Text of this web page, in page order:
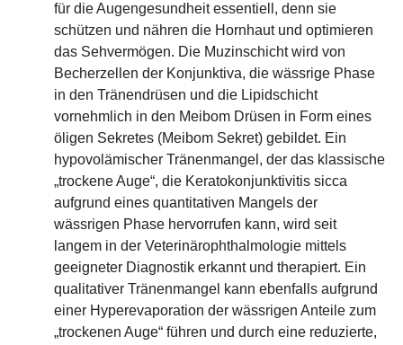
für die Augengesundheit essentiell, denn sie
schützen und nähren die Hornhaut und optimieren
das Sehvermögen. Die Muzinschicht wird von
Becherzellen der Konjunktiva, die wässrige Phase
in den Tränendrüsen und die Lipidschicht
vornehmlich in den Meibom Drüsen in Form eines
öligen Sekretes (Meibom Sekret) gebildet. Ein
hypovolämischer Tränenmangel, der das klassische
„trockene Auge“, die Keratokonjunktivitis sicca
aufgrund eines quantitativen Mangels der
wässrigen Phase hervorrufen kann, wird seit
langem in der Veterinärophthalmologie mittels
geeigneter Diagnostik erkannt und therapiert. Ein
qualitativer Tränenmangel kann ebenfalls aufgrund
einer Hyperevaporation der wässrigen Anteile zum
„trockenen Auge“ führen und durch eine reduzierte,